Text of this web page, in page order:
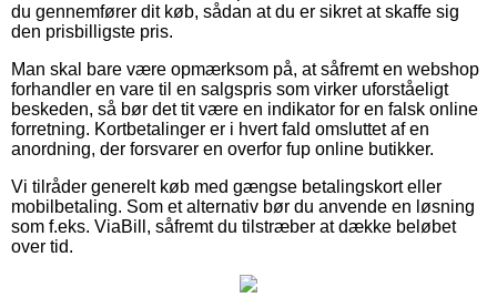
du gennemfører dit køb, sådan at du er sikret at skaffe sig
den prisbilligste pris.
Man skal bare være opmærksom på, at såfremt en webshop
forhandler en vare til en salgspris som virker uforståeligt
beskeden, så bør det tit være en indikator for en falsk online
forretning. Kortbetalinger er i hvert fald omsluttet af en
anordning, der forsvarer en overfor fup online butikker.
Vi tilråder generelt køb med gængse betalingskort eller
mobilbetaling. Som et alternativ bør du anvende en løsning
som f.eks. ViaBill, såfremt du tilstræber at dække beløbet
over tid.